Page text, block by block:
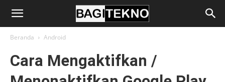
BagiTekno
Beranda Android
Cara Mengaktifkan /